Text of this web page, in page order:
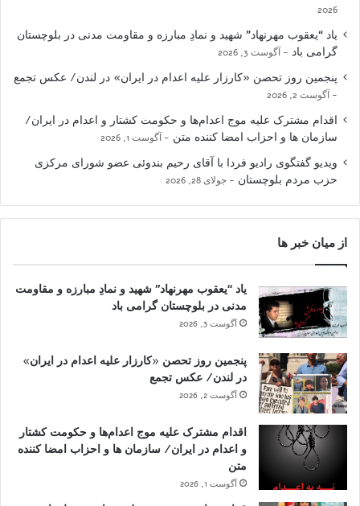
2026
یاد “یعقوب مهرنهاد” شهید و نمادِ مبارزه و مقاومت مدنی در بلوچستان
گرامی باد
آگوست 3, 2026
پنجمین روز تحصن «کارزار علیه اعدام در ایران» در لندن/ عکس تجمع
آگوست 2, 2026
اقدام مشترک علیه موج اعدام‌ها و حکومت کشتار و اعدام در ایران/
سازمان ها و احزاب امضا کننده متن
آگوست 1, 2026
ویدیو گفتگوی رادیو فردا با آقای رحیم بندوئی عضو شورای مرکزی
حزب مردم بلوچستان
جولای 28, 2026
از میان خبر ها
یاد “یعقوب مهرنهاد” شهید و نمادِ مبارزه و مقاومت
مدنی در بلوچستان گرامی باد
آگوست 3, 2026
پنجمین روز تحصن «کارزار علیه اعدام در ایران»
در لندن/ عکس تجمع
آگوست 2, 2026
اقدام مشترک علیه موج اعدام‌ها و حکومت کشتار
و اعدام در ایران/ سازمان ها و احزاب امضا کننده
متن
آگوست 1, 2026